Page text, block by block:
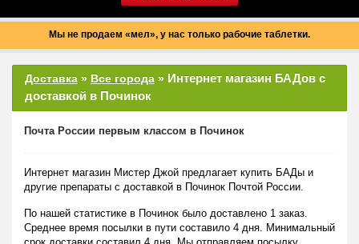
Мы не продаем «мел», у нас только рабочие таблетки.
Доставка » Все города » Интернет магазин БАДов с
доставкой в Починок
Почта России первым классом в Починок
Интернет магазин Мистер Джой предлагает купить БАДы и
другие препараты с доставкой в Починок Почтой России.
По нашей статистике в Починок было доставлено 1 заказ.
Среднее время посылки в пути составило 4 дня. Минимальный